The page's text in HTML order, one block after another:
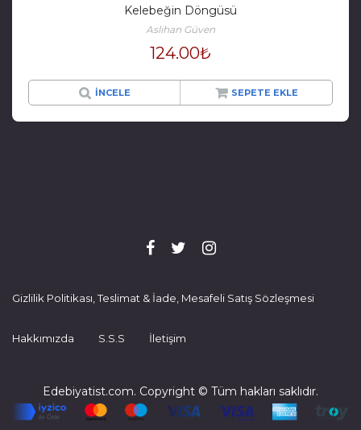
Kelebeğin Döngüsü
Aslıhan Güven
124.00₺
İNCELE SEPETE EKLE
Gizlilik Politikası, Teslimat & İade, Mesafeli Satış Sözleşmesi
Hakkımızda S.S.S İletişim
Edebiyatist.com. Copyright © Tüm hakları saklıdır.